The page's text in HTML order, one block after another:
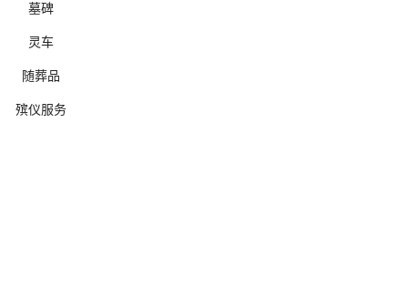
墓碑
灵车
随葬品
殡仪服务